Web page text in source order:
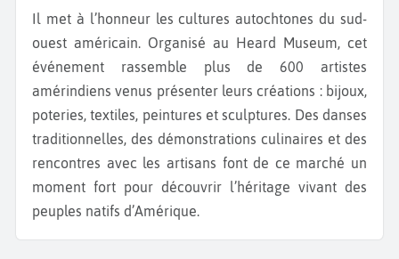
Il met à l’honneur les cultures autochtones du sud-
ouest américain. Organisé au Heard Museum, cet
événement rassemble plus de 600 artistes
amérindiens venus présenter leurs créations : bijoux,
poteries, textiles, peintures et sculptures. Des danses
traditionnelles, des démonstrations culinaires et des
rencontres avec les artisans font de ce marché un
moment fort pour découvrir l’héritage vivant des
peuples natifs d’Amérique.